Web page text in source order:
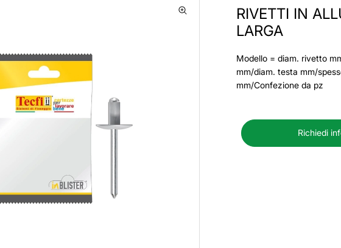
RIVETTI IN
LARGA
Modello = diam. rivetto
mm/diam. testa mm/
mm/Confezione da pz
Richiedi